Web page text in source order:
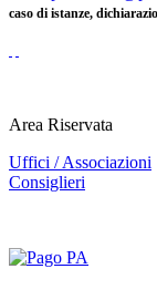
caso di istanze,
Area Riservata
Uffici / Associazioni
Consiglieri